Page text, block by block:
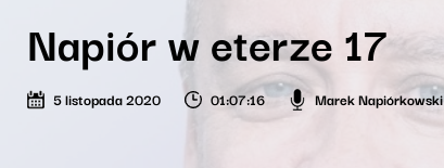
Napiór w eterze 17
5 listopada 2020 01:07:16 Marek Napiórkowski